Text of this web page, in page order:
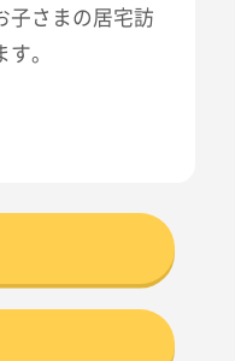
子さまの居宅訪
。